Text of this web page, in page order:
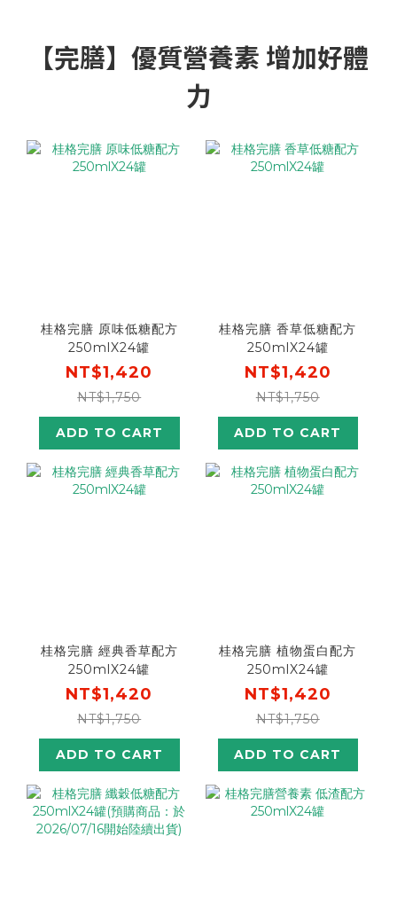
【完膳】優質營養素 增加好體
力
桂格完膳 原味低糖配方
250mlX24罐
NT$1,420
NT$1,750
ADD TO CART
桂格完膳 香草低糖配方
250mlX24罐
NT$1,420
NT$1,750
ADD TO CART
桂格完膳 經典香草配方
250mlX24罐
NT$1,420
NT$1,750
ADD TO CART
桂格完膳 植物蛋白配方
250mlX24罐
NT$1,420
NT$1,750
ADD TO CART